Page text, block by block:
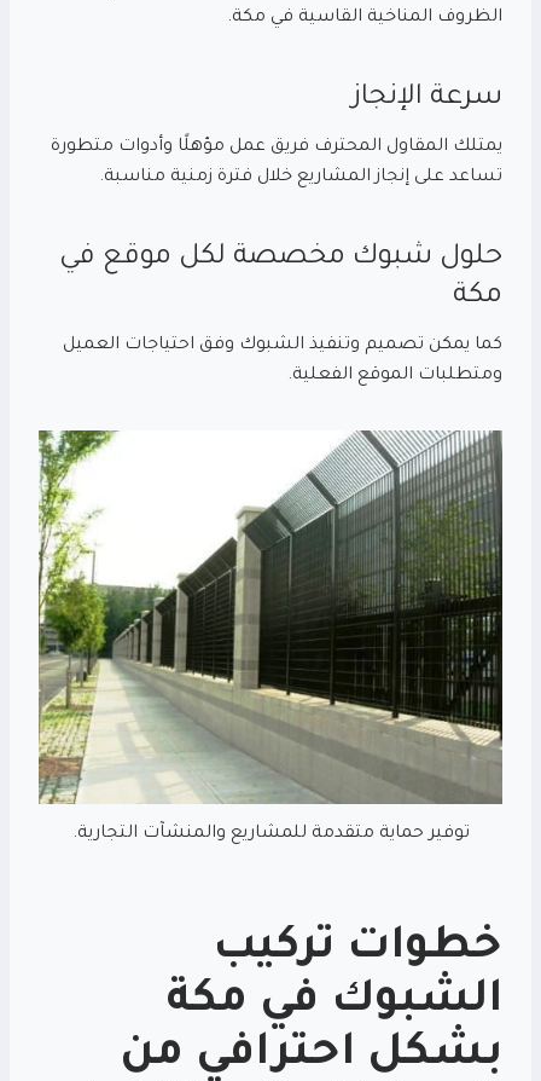
الظروف المناخية القاسية في مكة.
سرعة الإنجاز
يمتلك المقاول المحترف فريق عمل مؤهلًا وأدوات متطورة
تساعد على إنجاز المشاريع خلال فترة زمنية مناسبة.
حلول شبوك مخصصة لكل موقع في
مكة
كما يمكن تصميم وتنفيذ الشبوك وفق احتياجات العميل
ومتطلبات الموقع الفعلية.
توفير حماية متقدمة للمشاريع والمنشآت التجارية.
خطوات تركيب
الشبوك في مكة
بشكل احترافي من